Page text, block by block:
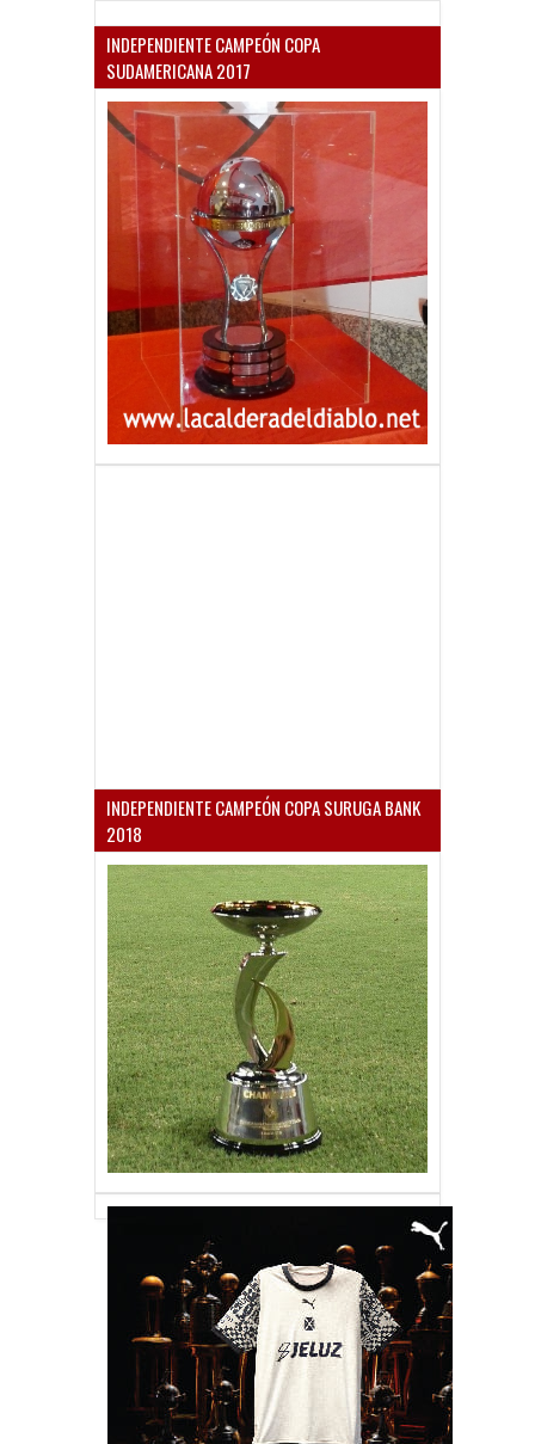
INDEPENDIENTE CAMPEÓN COPA
SUDAMERICANA 2017
INDEPENDIENTE CAMPEÓN COPA SURUGA BANK
2018